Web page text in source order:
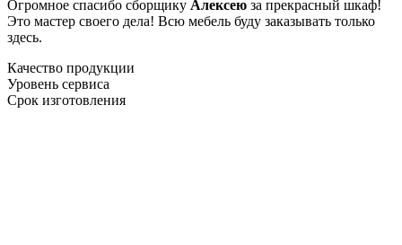
Огромное спасибо сборщику Алексею за прекрасный шкаф!
Это мастер своего дела! Всю мебель буду заказывать только
здесь.
Качество продукции
Уровень сервиса
Срок изготовления